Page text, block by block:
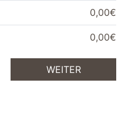
0,00€
0,00€
WEITER